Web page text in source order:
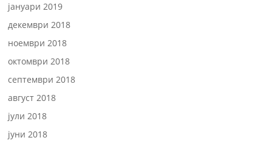
јануари 2019
декември 2018
ноември 2018
октомври 2018
септември 2018
август 2018
јули 2018
јуни 2018